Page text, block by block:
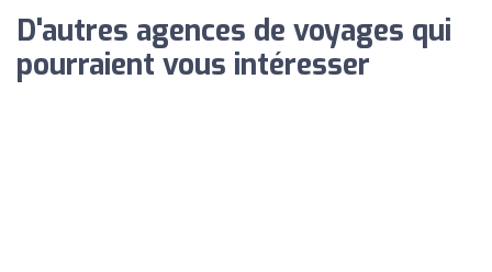
D'autres agences de voyages qui
pourraient vous intéresser